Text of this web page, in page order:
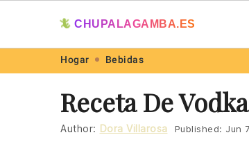
navigation
content
🦎 CHUPALAGAMBA.ES
Hogar Bebidas
Receta De
Author: Dora Villarosa Published: Jun